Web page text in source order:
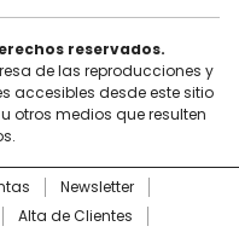
reservados.
de las reproducciones y
accesibles desde este sitio
otros medios que resulten
Newsletter
Alta de Clientes